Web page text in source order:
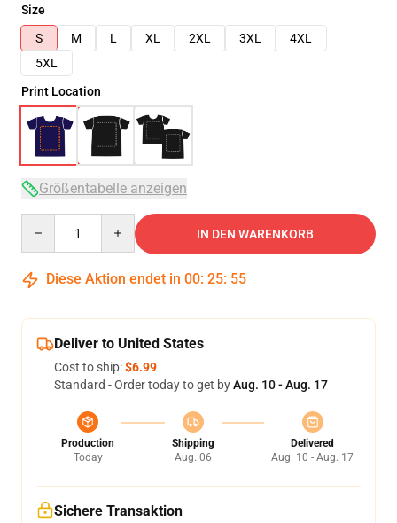
Size
S
M L XL 2XL 3XL
4XL
5XL
Print Location
Größentabelle anzeigen
IN DEN WARENKORB
Diese Aktion endet in 00: 25: 54
Deliver to United States
Cost to ship:$6.99
Standard - Order today to get byAug. 10 - Aug. 17
Production
Today
Shipping
Aug. 06
Delivered
Aug. 10 - Aug. 17
Sichere Transaktion